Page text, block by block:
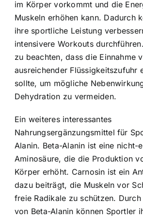
im Körper vorkommt und die
Muskeln erhöhen kann. Dadurch
ihre sportliche Leistung
intensivere Workouts
zu beachten, dass die Einnahme
ausreichender Flüssigkeitszufuhr
sollte, um mögliche
Dehydration zu vermeiden.
Ein weiteres interessantes
Nahrungsergänzungsmittel für
Alanin. Beta-Alanin ist eine nicht-
Aminosäure, die die Produktion
Körper erhöht. Carnosin ist ein
dazu beiträgt, die Muskeln vor
freie Radikale zu schützen. Durch
von Beta-Alanin können Sportler